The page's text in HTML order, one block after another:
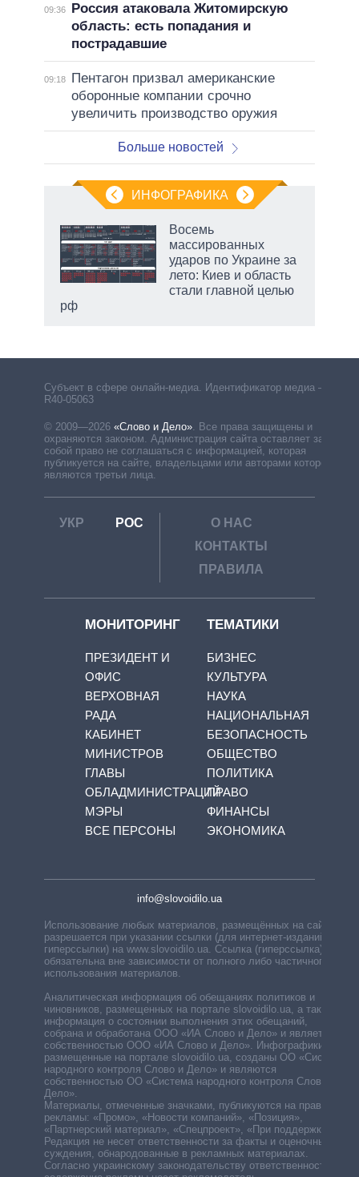
09:36
Россия атаковала Житомирскую
область: есть попадания и
пострадавшие
09:18
Пентагон призвал американские
оборонные компании срочно
увеличить производство оружия
Больше новостей
ИНФОГРАФИКА
Восемь
массированных
ударов по Украине за
лето: Киев и область
стали главной целью
рф
Субъект в сфере онлайн-медиа. Идентификатор медиа –
R40-05063
© 2009—2026 «Слово и Дело». Все права защищены и
охраняются законом. Администрация сайта оставляет за
собой право не соглашаться с информацией, которая
публикуется на сайте, владельцами или авторами которой
являются третьи лица.
УКР РОС
О НАС
КОНТАКТЫ
ПРАВИЛА
МОНИТОРИНГ
ПРЕЗИДЕНТ И
ОФИС
ВЕРХОВНАЯ
РАДА
КАБИНЕТ
МИНИСТРОВ
ГЛАВЫ
ОБЛАДМИНИСТРАЦИЙ
МЭРЫ
ВСЕ ПЕРСОНЫ
ТЕМАТИКИ
БИЗНЕС
КУЛЬТУРА
НАУКА
НАЦИОНАЛЬНАЯ
БЕЗОПАСНОСТЬ
ОБЩЕСТВО
ПОЛИТИКА
ПРАВО
ФИНАНСЫ
ЭКОНОМИКА
info@slovoidilo.ua
Использование любых материалов, размещённых на сайте,
разрешается при указании ссылки (для интернет-изданий —
гиперссылки) на www.slovoidilo.ua. Ссылка (гиперссылка)
обязательна вне зависимости от полного либо частичного
использования материалов.
Аналитическая информация об обещаниях политиков и
чиновников, размещенных на портале slovoidilo.ua, а также
информация о состоянии выполнения этих обещаний,
собрана и обработана ООО «ИА Слово и Дело» и является
собственностью ООО «ИА Слово и Дело». Инфографики,
размещенные на портале slovoidilo.ua, созданы ОО «Система
народного контроля Слово и Дело» и являются
собственностью ОО «Система народного контроля Слово и
Дело».
Материалы, отмеченные значками, публикуются на правах
рекламы: «Промо», «Новости компаний», «Позиция»,
«Партнерский материал», «Спецпроект», «При поддержке».
Редакция не несет ответственности за факты и оценочные
суждения, обнародованные в рекламных материалах.
Согласно украинскому законодательству ответственность за